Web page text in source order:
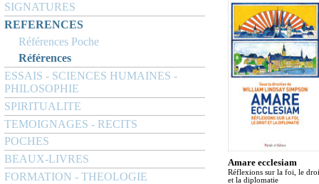
SIGNATURES
REFERENCES
Références Poche
Références
ESSAIS - SCIENCES HUMAINES -
PHILOSOPHIE
SPIRITUALITE
TEMOIGNAGES - RECITS
POCHES
BEAUX-LIVRES
FORMATION - THEOLOGIE
Amare ecclesiam
Réflexions sur la foi, le
et la diplomatie